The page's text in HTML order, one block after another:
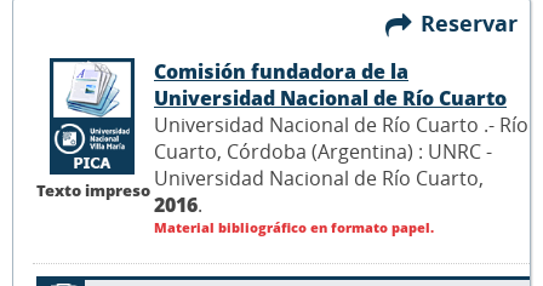
Reservar
Texto impreso
Comisión fundadora de la
Universidad Nacional de Río Cuarto
Universidad Nacional de Río Cuarto .- Río
Cuarto, Córdoba (Argentina) : UNRC -
Universidad Nacional de Río Cuarto,
2016.
Material bibliográfico en formato papel.